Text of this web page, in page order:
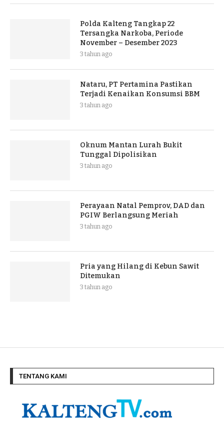
Polda Kalteng Tangkap 22
Tersangka Narkoba, Periode
November – Desember 2023
3 tahun ago
Nataru, PT Pertamina Pastikan
Terjadi Kenaikan Konsumsi BBM
3 tahun ago
Oknum Mantan Lurah Bukit
Tunggal Dipolisikan
3 tahun ago
Perayaan Natal Pemprov, DAD dan
PGIW Berlangsung Meriah
3 tahun ago
Pria yang Hilang di Kebun Sawit
Ditemukan
3 tahun ago
TENTANG KAMI